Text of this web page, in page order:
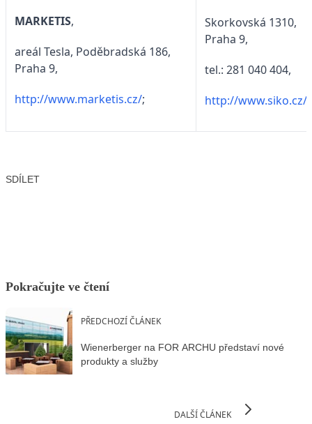
MARKETIS,
areál Tesla, Poděbradská 186,
Praha 9,
http://www.marketis.cz/;
Skorkovská 1310,
Praha 9,
tel.: 281 040 404,
http://www.siko.cz/
SDÍLET
Pokračujte ve čtení
PŘEDCHOZÍ ČLÁNEK
Wienerberger na FOR ARCHU představí nové
produkty a služby
DALŠÍ ČLÁNEK